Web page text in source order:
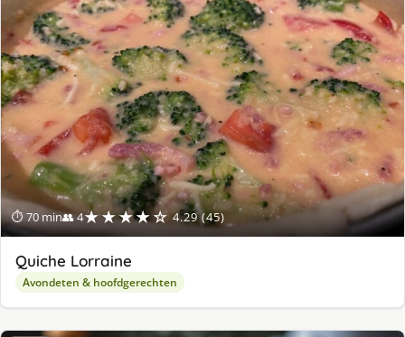
⏱ 70 min👥 4★★★★☆ 4.29 (45)
Quiche Lorraine
Avondeten & hoofdgerechten